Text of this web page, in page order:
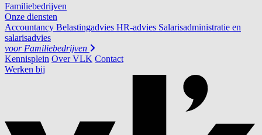
Familiebedrijven
Onze diensten
Accountancy Belastingadvies HR-advies Salarisadministratie en
salarisadvies
voor Familiebedrijven
Kennisplein Over VLK Contact
Werken bij